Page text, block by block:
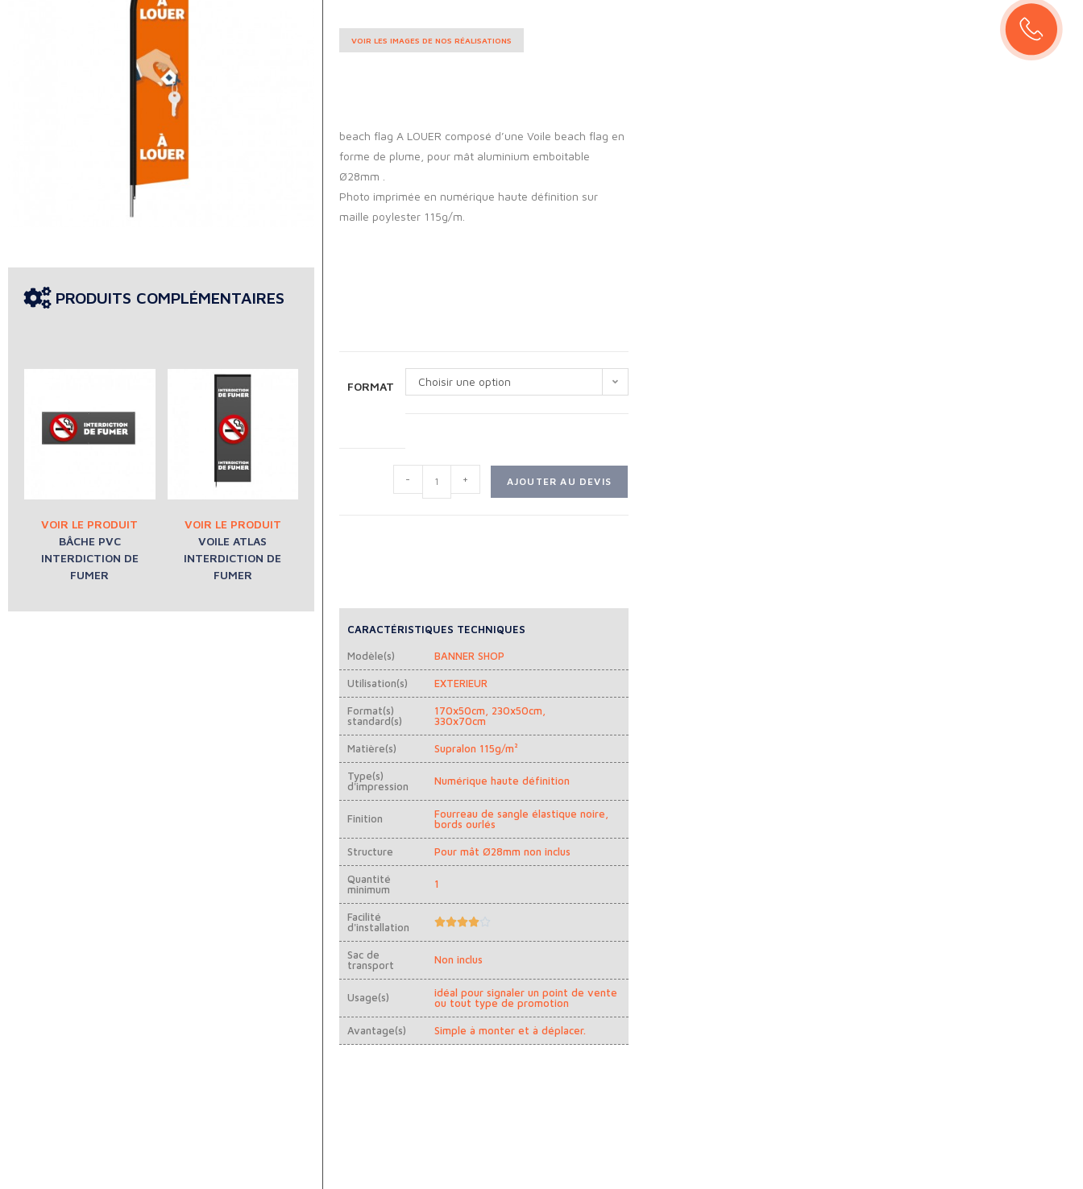
PRODUITS COMPLÉMENTAIRES
BÂCHE PVC
INTERDICTION DE
FUMER
VOILE ATLAS
INTERDICTION DE
FUMER
VOIR LES IMAGES DE NOS RÉALISATIONS
beach flag A LOUER composé d’une Voile beach flag en
forme de plume, pour mât aluminium emboitable
Ø28mm .
Photo imprimée en numérique haute définition sur
maille poylester 115g/m.
FORMAT Choisir une option
- + AJOUTER AU DEVIS
CARACTÉRISTIQUES TECHNIQUES
Modèle(s) BANNER SHOP
Utilisation(s) EXTERIEUR
Format(s)
standard(s)
170x50cm, 230x50cm,
330x70cm
Matière(s) Supralon 115g/m²
Type(s)
d'impression
Numérique haute définition
Finition
Fourreau de sangle élastique noire,
bords ourlés
Structure Pour mât Ø28mm non inclus
Quantité
minimum
1
Facilité
d'installation

Sac de
transport
Non inclus
Usage(s)
idéal pour signaler un point de vente
ou tout type de promotion
Avantage(s) Simple à monter et à déplacer.